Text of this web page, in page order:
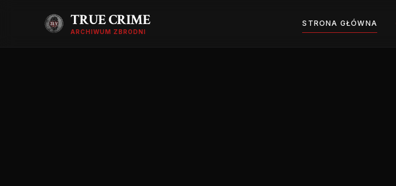
TRUE CRIME
ARCHIWUM ZBRODNI
STRONA GŁÓWNA